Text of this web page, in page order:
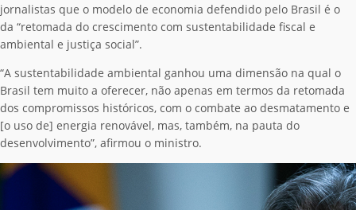
jornalistas que o modelo de economia defendido pelo Brasil é o
da “retomada do crescimento com sustentabilidade fiscal e
ambiental e justiça social”.
“A sustentabilidade ambiental ganhou uma dimensão na qual o
Brasil tem muito a oferecer, não apenas em termos da retomada
dos compromissos históricos, com o combate ao desmatamento e
[o uso de] energia renovável, mas, também, na pauta do
desenvolvimento”, afirmou o ministro.